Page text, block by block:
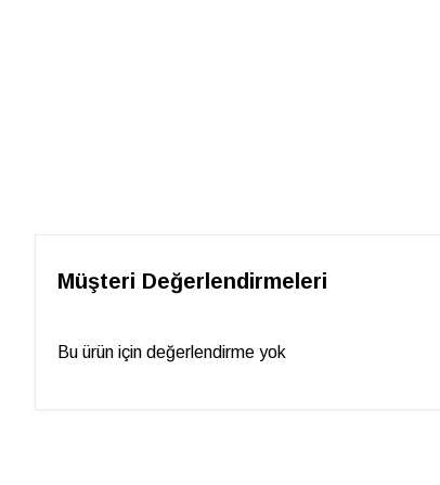
Müşteri Değerlendirmeleri
Bu ürün için değerlendirme yok